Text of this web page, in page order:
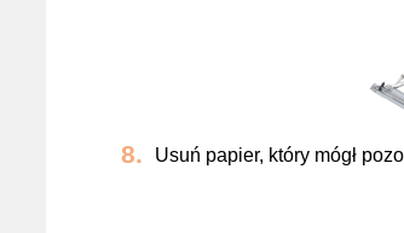
Usuń papier, który mógł